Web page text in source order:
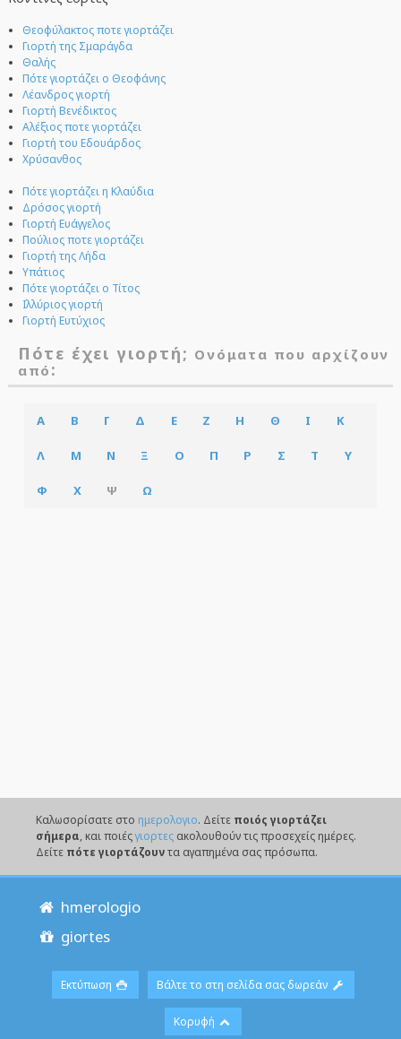
Θεοφύλακτος ποτε γιορτάζει
Γιορτή της Σμαράγδα
Θαλής
Πότε γιορτάζει ο Θεοφάνης
Λέανδρος γιορτή
Γιορτή Βενέδικτος
Αλέξιος ποτε γιορτάζει
Γιορτή του Εδουάρδος
Χρύσανθος
Πότε γιορτάζει η Κλαύδια
Δρόσος γιορτή
Γιορτή Ευάγγελος
Πούλιος ποτε γιορτάζει
Γιορτή της Λήδα
Υπάτιος
Πότε γιορτάζει ο Τίτος
Ιλλύριος γιορτή
Γιορτή Ευτύχιος
Πότε έχει γιορτή; Ονόματα που αρχίζουν
από :
Α Β Γ Δ Ε Ζ Η Θ Ι Κ
Λ Μ Ν Ξ Ο Π Ρ Σ Τ Υ
Φ Χ Ψ Ω
Καλωσορίσατε στο ημερολογιο. Δείτε ποιός γιορτάζει
σήμερα, και ποιέςγιορτεςακολουθούν τις προσεχείς ημέρες.
Δείτε πότε γιορτάζουντα αγαπημένα σας πρόσωπα.
hmerologio
giortes
Εκτύπωση Βάλτε το στη σελίδα σας δωρεάν
Κορυφή